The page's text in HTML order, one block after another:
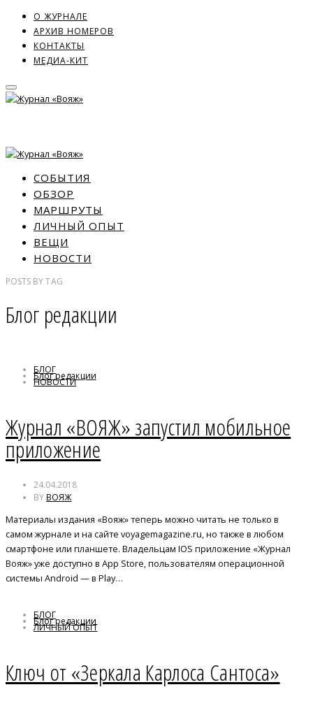
О ЖУРНАЛЕ
АРХИВ НОМЕРОВ
КОНТАКТЫ
МЕДИА-КИТ
СОБЫТИЯ
ОБЗОР
МАРШРУТЫ
ЛИЧНЫЙ ОПЫТ
ВЕЩИ
НОВОСТИ
POSTS BYTAG
Блог редакции
БЛОГ
НОВОСТИ
Блог редакции
Журнал «ВОЯЖ» запустил мобильное
приложение
24.04.2018
BYВОЯЖ
Материалы издания «Вояж» теперь можно читать не только в
самом журнале и на сайте voyagemagazine.ru, но также в любом
смартфоне или планшете. Владельцам IOS приложение «Журнал
Вояж» уже доступно в App Store, пользователям операционной
системы Android — в Play…
БЛОГ
ЛИЧНЫЙ ОПЫТ
Блог редакции
Ключ от «Зеркала Карлоса Сантоса»